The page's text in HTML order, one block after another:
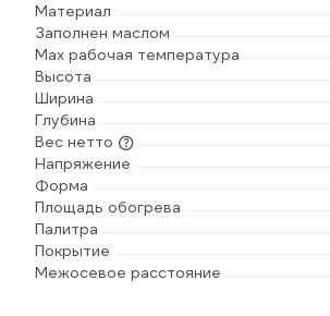
Материал
Заполнен маслом
Max рабочая температура
Высота
Ширина
Глубина
Вес нетто
Напряжение
Форма
Площадь обогрева
Палитра
Покрытие
Межосевое расстояние